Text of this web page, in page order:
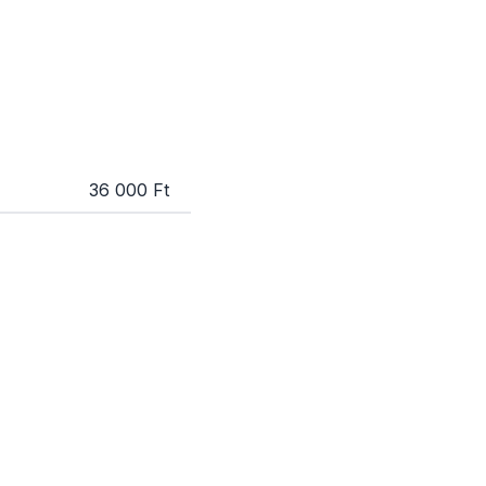
36 000 Ft